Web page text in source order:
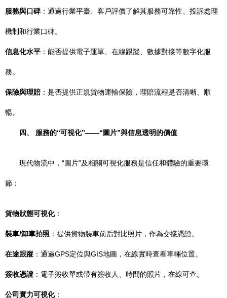
服務與口碑 ：通過行業平臺、客戶評價了解其服務可靠性、投訴處理
機制和行業口碑。
信息化水平 ：能否提供電子運單、在線跟蹤、數據對接等數字化服
務。
保險與理賠 ：是否提供正規貨物運輸保險，理賠流程是否清晰、順
暢。
四、 服務的“可視化”——“圖片”與信息透明的價值
現代物流中，“圖片”及相關可視化服務是信任和體驗的重要環
節：
貨物狀態可視化：
裝車/卸車拍照 ：提供貨物裝車前后對比照片，作為交接憑證。
在途跟蹤 ：通過GPS定位與GIS地圖，在線實時查看車輛位置。
簽收憑證：電子簽收單或帶有簽收人、時間的照片，在線可查。
公司實力可視化：